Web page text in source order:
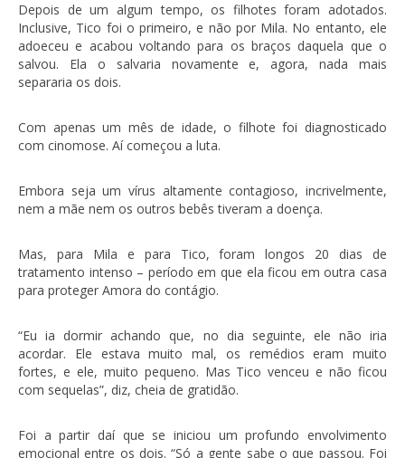
Depois de um algum tempo, os filhotes foram adotados.
Inclusive, Tico foi o primeiro, e não por Mila. No entanto, ele
adoeceu e acabou voltando para os braços daquela que o
salvou. Ela o salvaria novamente e, agora, nada mais
separaria os dois.
Com apenas um mês de idade, o filhote foi diagnosticado
com cinomose. Aí começou a luta.
Embora seja um vírus altamente contagioso, incrivelmente,
nem a mãe nem os outros bebês tiveram a doença.
Mas, para Mila e para Tico, foram longos 20 dias de
tratamento intenso – período em que ela ficou em outra casa
para proteger Amora do contágio.
“Eu ia dormir achando que, no dia seguinte, ele não iria
acordar. Ele estava muito mal, os remédios eram muito
fortes, e ele, muito pequeno. Mas Tico venceu e não ficou
com sequelas”, diz, cheia de gratidão.
Foi a partir daí que se iniciou um profundo envolvimento
emocional entre os dois. “Só a gente sabe o que passou. Foi